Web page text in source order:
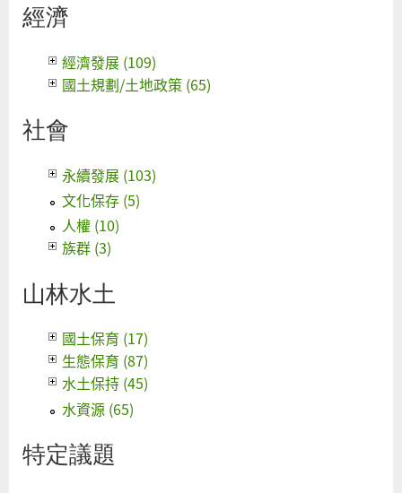
經濟
經濟發展 (109)
國土規劃/土地政策 (65)
社會
永續發展 (103)
文化保存 (5)
人權 (10)
族群 (3)
山林水土
國土保育 (17)
生態保育 (87)
水土保持 (45)
水資源 (65)
特定議題